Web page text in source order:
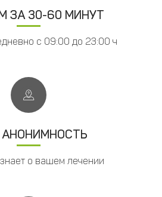
ЗА 30-60 МИНУТ
с 09:00 до 23:00 ч
АНОНИМНОСТЬ
о вашем лечении